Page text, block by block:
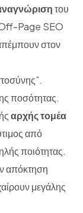
του
Off-Page SEO
στον
ποσότητας.
αρχής τομέα
από
ποιότητας.
απόκτηση
μεγάλης